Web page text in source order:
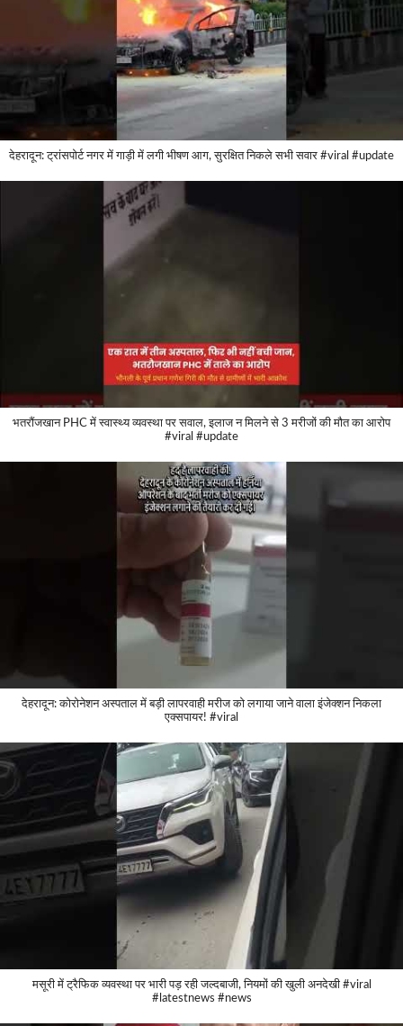
देहरादून: ट्रांसपोर्ट नगर में गाड़ी में लगी भीषण आग, सुरक्षित निकले सभी सवार #viral #update
भतरौंजखान PHC में स्वास्थ्य व्यवस्था पर सवाल, इलाज न मिलने से 3 मरीजों की मौत का आरोप
#viral #update
देहरादून: कोरोनेशन अस्पताल में बड़ी लापरवाही मरीज को लगाया जाने वाला इंजेक्शन निकला
एक्सपायर! #viral
मसूरी में ट्रैफिक व्यवस्था पर भारी पड़ रही जल्दबाजी, नियमों की खुली अनदेखी #viral
#latestnews #news